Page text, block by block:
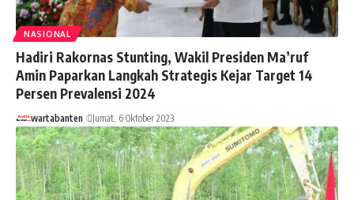
NASIONAL
Hadiri Rakornas Stunting, Wakil Presiden Ma’ruf
Amin Paparkan Langkah Strategis Kejar Target 14
Persen Prevalensi 2024
wartabanten Jumat, 6 Oktober 2023